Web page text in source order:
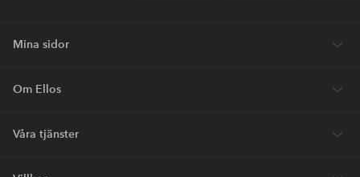
Mina sidor
Om Ellos
Våra tjänster